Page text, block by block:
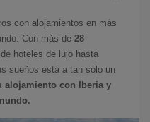
con alojamientos en más
Con más de 28
hoteles de lujo hasta
sueños está a tan sólo un
alojamiento con Iberia y